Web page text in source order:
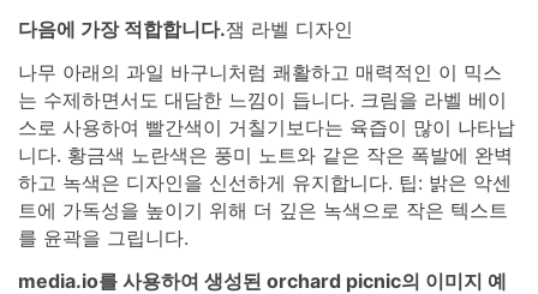
다음에 가장 적합합니다.잼 라벨 디자인
나무 아래의 과일 바구니처럼 쾌활하고 매력적인 이 믹스
는 수제하면서도 대담한 느낌이 듭니다. 크림을 라벨 베이
스로 사용하여 빨간색이 거칠기보다는 육즙이 많이 나타납
니다. 황금색 노란색은 풍미 노트와 같은 작은 폭발에 완벽
하고 녹색은 디자인을 신선하게 유지합니다. 팁: 밝은 악센
트에 가독성을 높이기 위해 더 깊은 녹색으로 작은 텍스트
를 윤곽을 그립니다.
media.io를 사용하여 생성된 orchard picnic의 이미지 예